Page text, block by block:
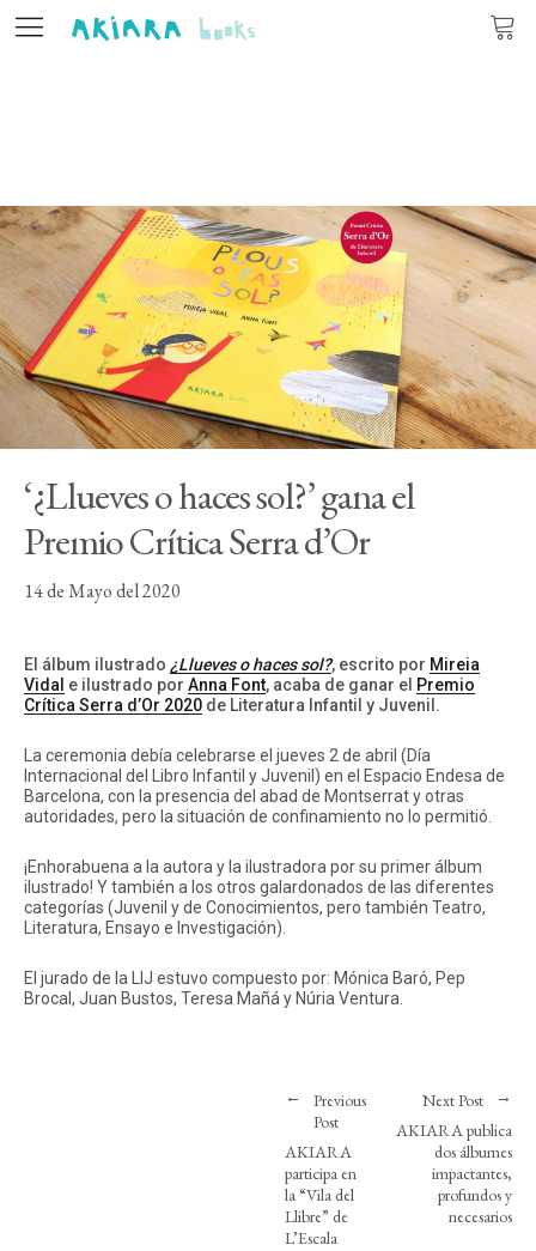
Autores
Actualidad
Contacto
InstagramTwitter
(X)
Vimeo
‘¿Llueves o haces sol?’ gana el
Premio Crítica Serra d’Or
14 de Mayo del 2020
El álbum ilustrado ¿Llueves o haces sol?, escrito por Mireia
Vidal e ilustrado por Anna Font, acaba de ganar el Premio
Crítica Serra d’Or 2020 de Literatura Infantil y Juvenil.
La ceremonia debía celebrarse el jueves 2 de abril (Día
Internacional del Libro Infantil y Juvenil) en el Espacio Endesa de
Barcelona, con la presencia del abad de Montserrat y otras
autoridades, pero la situación de confinamiento no lo permitió.
¡Enhorabuena a la autora y la ilustradora por su primer álbum
ilustrado! Y también a los otros galardonados de las diferentes
categorías (Juvenil y de Conocimientos, pero también Teatro,
Literatura, Ensayo e Investigación).
El jurado de la LIJ estuvo compuesto por: Mónica Baró, Pep
Brocal, Juan Bustos, Teresa Mañá y Núria Ventura.
Previous
Post
AKIARA
participa en
la “Vila del
Llibre” de
L’Escala
Next Post
AKIARA publica
dos álbumes
impactantes,
profundos y
necesarios